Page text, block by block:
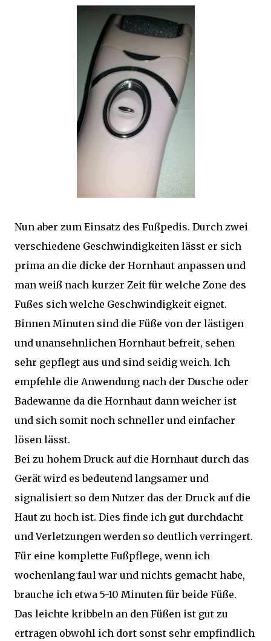
Nun aber zum Einsatz des Fußpedis. Durch zwei
verschiedene Geschwindigkeiten lässt er sich
prima an die dicke der Hornhaut anpassen und
man weiß nach kurzer Zeit für welche Zone des
Fußes sich welche Geschwindigkeit eignet.
Binnen Minuten sind die Füße von der lästigen
und unansehnlichen Hornhaut befreit, sehen
sehr gepflegt aus und sind seidig weich. Ich
empfehle die Anwendung nach der Dusche oder
Badewanne da die Hornhaut dann weicher ist
und sich somit noch schneller und einfacher
lösen lässt.
Bei zu hohem Druck auf die Hornhaut durch das
Gerät wird es bedeutend langsamer und
signalisiert so dem Nutzer das der Druck auf die
Haut zu hoch ist. Dies finde ich gut durchdacht
und Verletzungen werden so deutlich verringert.
Für eine komplette Fußpflege, wenn ich
wochenlang faul war und nichts gemacht habe,
brauche ich etwa 5-10 Minuten für beide Füße.
Das leichte kribbeln an den Füßen ist gut zu
ertragen obwohl ich dort sonst sehr empfindlich